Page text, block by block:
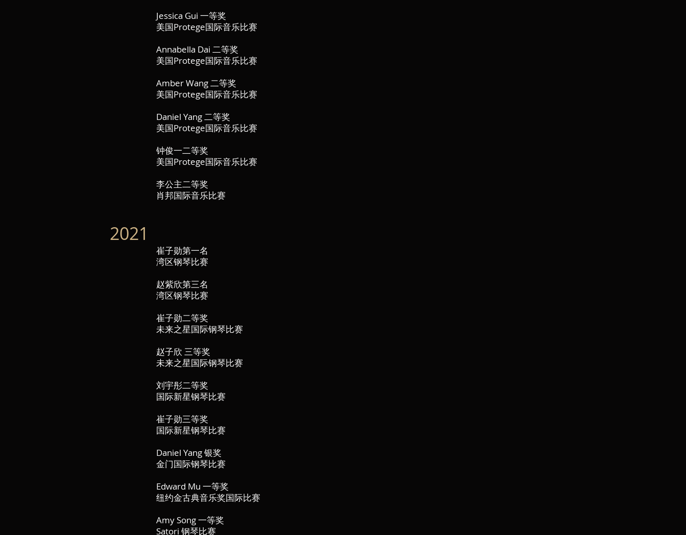
Jessica Gui 一等奖
美国Protege国际音乐比赛
Annabella Dai 二等奖
美国Protege国际音乐比赛
Amber Wang 二等奖
美国Protege国际音乐比赛
Daniel Yang 二等奖
美国Protege国际音乐比赛
钟俊一二等奖
美国Protege国际音乐比赛
李公主二等奖
肖邦国际音乐比赛
2021
崔子勋第一名
湾区钢琴比赛
赵紫欣第三名
湾区钢琴比赛
崔子勋二等奖
未来之星国际钢琴比赛
赵子欣 三等奖
未来之星国际钢琴比赛
刘宇彤二等奖
国际新星钢琴比赛
崔子勋三等奖
国际新星钢琴比赛
Daniel Yang 银奖
金门国际钢琴比赛
Edward Mu 一等奖
纽约金古典音乐奖国际比赛
Amy Song 一等奖
Satori 钢琴比赛